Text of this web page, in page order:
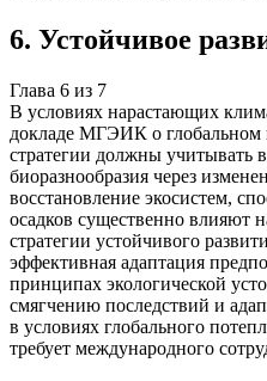
6. Устойчивое
Глава 6 из 7
В условиях нарастающих
докладе МГЭИК о глобальном
стратегии должны учитывать
биоразнообразия через
восстановление экосистем,
осадков существенно влияют
стратегии устойчивого
эффективная адаптация
принципах экологической
смягчению последствий и
в условиях глобального
требует международного